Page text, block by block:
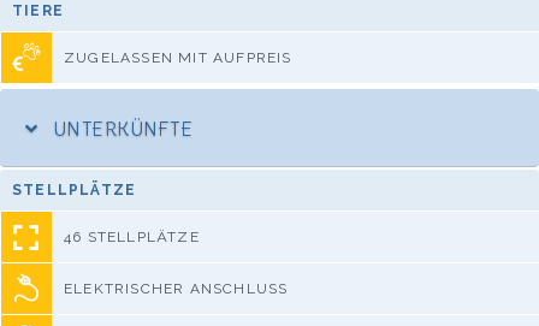
TIERE
ZUGELASSEN MIT AUFPREIS
UNTERKÜNFTE
STELLPLÄTZE
46 STELLPLÄTZE
ELEKTRISCHER ANSCHLUSS